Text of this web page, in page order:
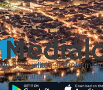
d'actualités et
département du Lot (46).